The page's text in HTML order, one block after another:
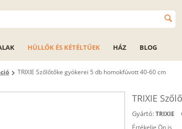
HÜLLŐK ÉS KÉTÉLTŰEK HÁZ BLOG
TRIXIE Szőlőtőke gyökerei 5 db homokfúvott 40-60 cm
TRIXIE
Gyártó: TRIXIE
Értékelje Ön is